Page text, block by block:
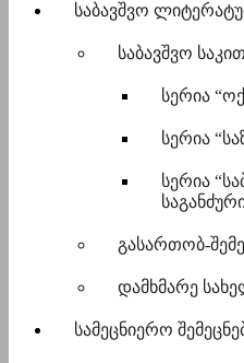
საბავშვო
საბავშვო
სერია
სერია
სერია
გასართობ-
დამხმარე
სამეცნიერო